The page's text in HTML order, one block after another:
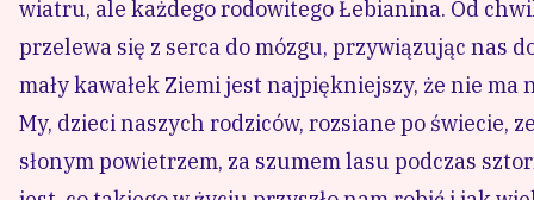
wiatru, ale każdego rodowitego Łebianina. Od
przelewa się z serca do mózgu, przywiązując nas
mały kawałek Ziemi jest najpiękniejszy, że nie
My, dzieci naszych rodziców, rozsiane po świecie,
słonym powietrzem, za szumem lasu podczas